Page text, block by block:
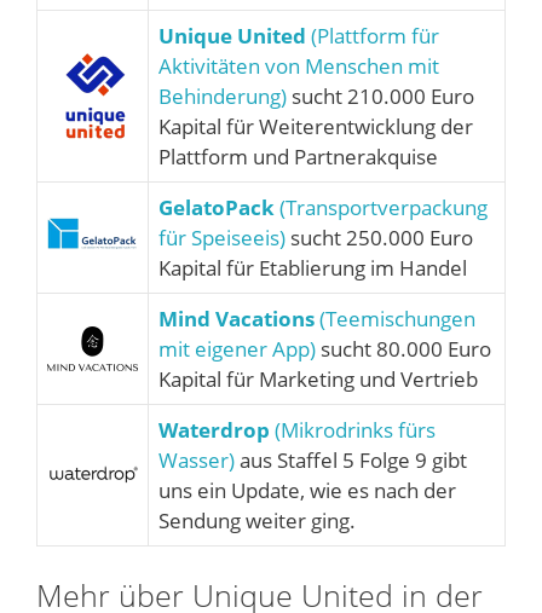
Unique United (Plattform für
Aktivitäten von Menschen mit
Behinderung) sucht 210.000 Euro
Kapital für Weiterentwicklung der
Plattform und Partnerakquise
GelatoPack (Transportverpackung
für Speiseeis) sucht 250.000 Euro
Kapital für Etablierung im Handel
Mind Vacations(Teemischungen
mit eigener App) sucht 80.000 Euro
Kapital für Marketing und Vertrieb
Waterdrop (Mikrodrinks fürs
Wasser)aus Staffel 5 Folge 9 gibt
uns ein Update, wie es nach der
Sendung weiter ging.
Mehr über Unique United in der